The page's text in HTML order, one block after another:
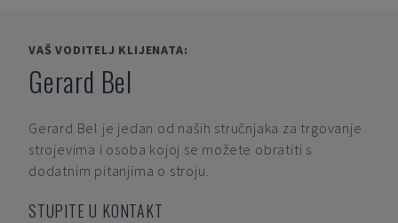
VAŠ VODITELJ KLIJENATA:
Gerard Bel
Gerard Bel je jedan od naših stručnjaka za trgovanje
strojevima i osoba kojoj se možete obratiti s
dodatnim pitanjima o stroju.
STUPITE U KONTAKT